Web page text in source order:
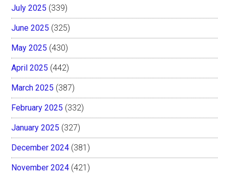
July 2025 (339)
June 2025 (325)
May 2025 (430)
April 2025 (442)
March 2025 (387)
February 2025 (332)
January 2025 (327)
December 2024 (381)
November 2024 (421)